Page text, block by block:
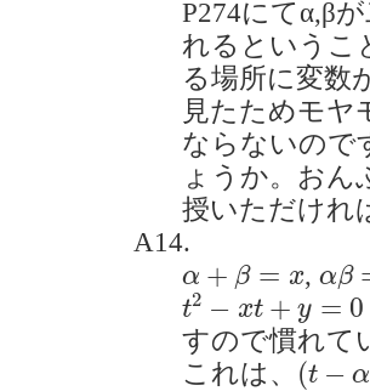
P274にてα,β
れるというこ
る場所に変数
見たためモヤ
ならないので
ょうか。おん
授いただけれ
A14.
α + β = x
α β =x , αβ
α β=
t2 − xt + y = 0
t2 − xt+ =0
すので慣れて
これは、 (t − α
(t− α (